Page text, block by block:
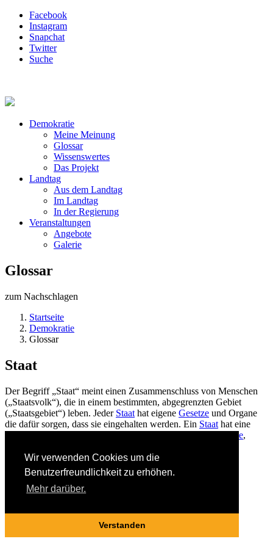
Wir verwenden Cookies um die
Benutzerfreundlichkeit zu erhöhen.
Mehr darüber.
Verstanden
Facebook
Instagram
Snapchat
Twitter
Suche
Demokratie
Meine Meinung
Glossar
Wissenswertes
Das Projekt
Landtag
Aus dem Landtag
Im Landtag
In der Regierung
Veranstaltungen
Angebote
Galerie
Glossar
zum Nachschlagen
Startseite
Demokratie
Glossar
Staat
Der Begriff „Staat“ meint einen Zusammenschluss von Menschen
(„Staatsvolk“), die in einem bestimmten, abgegrenzten Gebiet
(„Staatsgebiet“) leben. Jeder Staat hat eigene Gesetze und Organe
die dafür sorgen, dass sie eingehalten werden. Ein Staat hat eine
Demokratie,
Alle Einträge anzeigen